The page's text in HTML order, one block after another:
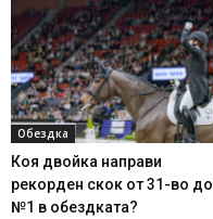
Обездка
Коя двойка направи
рекорден скок от 31-во до
№1 в обездката?